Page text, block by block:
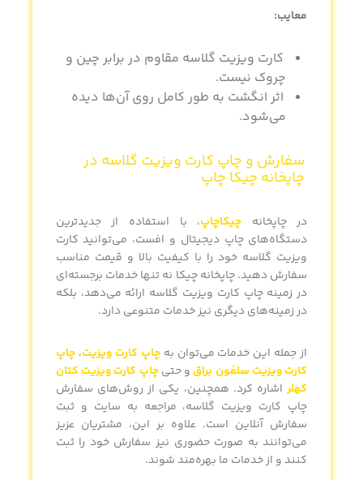
معایب:
کارت ویزیت گلاسه مقاوم در برابر چین و
چروک نیست.
اثر انگشت به طور کامل روی آن‌ها دیده
می‌شود.
سفارش و چاپ کارت ویزیت گلاسه در
چاپخانه چیکا چاپ
در چاپخانه چیکاچاپ، با استفاده از جدیدترین
دستگاه‌های چاپ دیجیتال و افست، می‌توانید کارت
ویزیت گلاسه خود را با کیفیت بالا و قیمت مناسب
سفارش دهید. چاپخانه چیکا نه تنها خدمات برجسته‌ای
در زمینهچاپ کارت ویزیت گلاسه ارائه می‌دهد، بلکه
در زمینه‌های دیگری نیز خدمات متنوعی دارد.
از جمله این خدمات می‌توان بهچاپ کارت ویزیت، چاپ
کارت ویزیت سلفون براق و حتیچاپ کارت ویزیت کتان
کهلر اشاره کرد. همچنین، یکی از روش‌های سفارش
چاپ کارت ویزیت گلاسه، مراجعه به سایت و ثبت
سفارش آنلاین است. علاوه بر این، مشتریان عزیز
می‌توانند به صورت حضوری نیز سفارش خود را ثبت
کنند و از خدمات ما بهره‌مند شوند.